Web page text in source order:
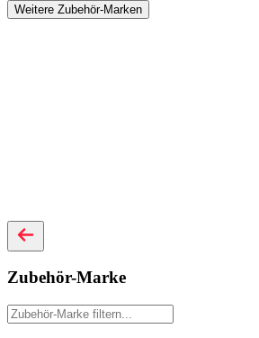
Weitere Zubehör-Marken
Zubehör-Marke